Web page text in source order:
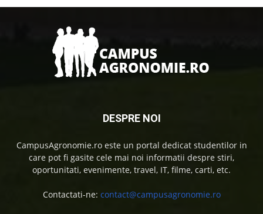
DESPRE NOI
CampusAgronomie.ro este un portal dedicat studentilor in
care pot fi gasite cele mai noi informatii despre stiri,
oportunitati, evenimente, travel, IT, filme, carti, etc.
Contactati-ne: contact@campusagronomie.ro